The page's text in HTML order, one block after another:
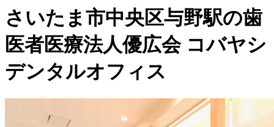
さいたま市中央区与野駅の歯
医者医療法人優広会 コバヤシ
デンタルオフィス